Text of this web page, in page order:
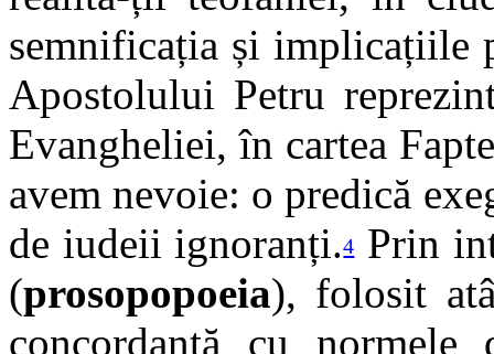
semnificația și implicațiile
Apostolului Petru
Evangheliei, în cartea
avem nevoie: o predică
de iudeii ignoranți.4Prin
(prosopopoeia), folosit
concordanță cu normele